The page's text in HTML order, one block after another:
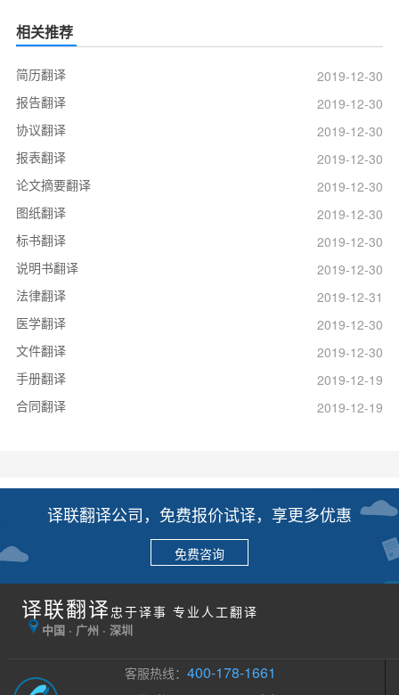
相关推荐
简历翻译
2019-12-30
报告翻译
2019-12-30
协议翻译
2019-12-30
报表翻译
2019-12-30
论文摘要翻译
2019-12-30
图纸翻译
2019-12-30
标书翻译
2019-12-30
说明书翻译
2019-12-30
法律翻译
2019-12-31
医学翻译
2019-12-30
文件翻译
2019-12-30
手册翻译
2019-12-19
合同翻译
2019-12-19
译联翻译公司，免费报价试译，享更多优惠
免费咨询
译联翻译 忠于译事 专业人工翻译
中国 · 广州 · 深圳
客服热线：400-178-1661